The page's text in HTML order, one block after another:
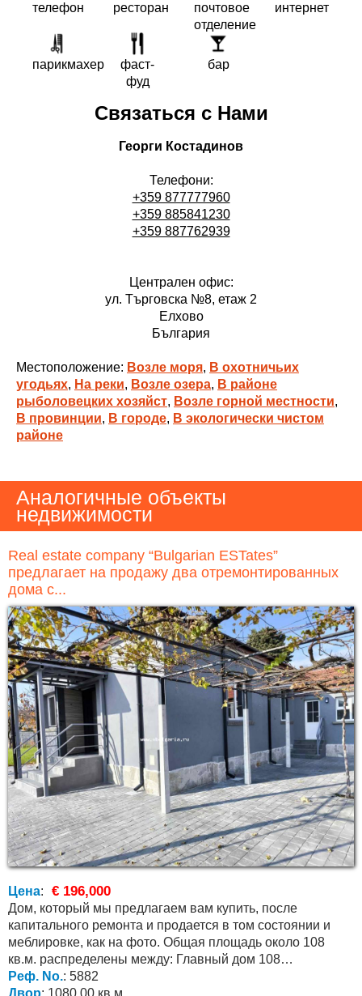
телефон ресторан
почтовое
отделение
интернет
парикмахер
фаст-
фуд
бар
Связаться с Нами
Георги Костадинов
Телефони:
+359 877777960
+359 885841230
+359 887762939
Централен офис:
ул. Търговска №8, етаж 2
Елхово
България
Местоположение: Возле моря, В охотничьих
угодьях, На реки, Возле озера, В районе
рыболовецких хозяйст, Возле горной местности,
В провинции, В городе, В экологически чистом
районе
Аналогичные объекты
недвижимости
Real estate company “Bulgarian ESTates”
предлагает на продажу два отремонтированных
дома с...
Цена: € 196,000
Дом, который мы предлагаем вам купить, после
капитального ремонта и продается в том состоянии и
меблировке, как на фото. Общая площадь около 108
кв.м. распределены между: Главный дом 108
Реф. No.: 5882
Двор: 1080.00 кв.м